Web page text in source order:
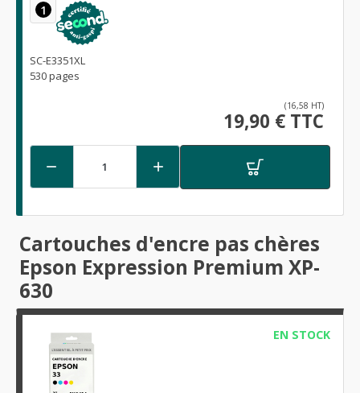
1
SC-E3351XL
530 pages
(16,58 HT)
19,90 € TTC
 
Cartouches d'encre pas chères
Epson Expression Premium XP-
630
EN STOCK